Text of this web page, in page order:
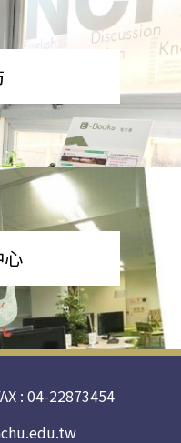
: 04-22873454